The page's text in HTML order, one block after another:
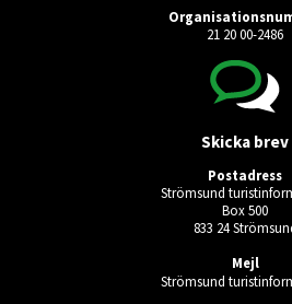
21 20 00-2486
Skicka brev
Postadress
Strömsund
Box 500
833 24
Mejl
Strömsund